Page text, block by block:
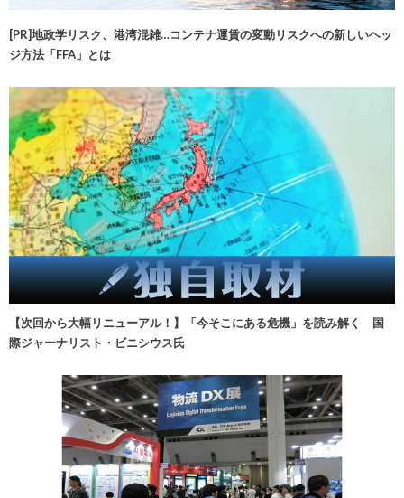
[PR]地政学リスク、港湾混雑…コンテナ運賃の変動リスクへの新しいヘッ
ジ方法「FFA」とは
【次回から大幅リニューアル！】「今そこにある危機」を読み解く 国
際ジャーナリスト・ビニシウス氏